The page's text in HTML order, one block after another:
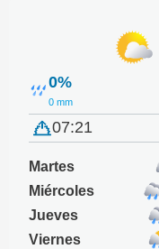
0%
0 mm
07:21
Martes
Miércoles
Jueves
Viernes